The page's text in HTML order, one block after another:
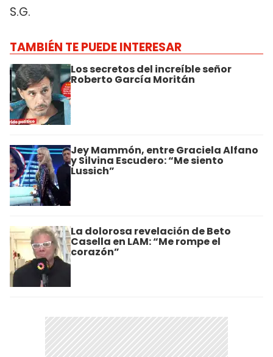
S.G.
TAMBIÉN TE PUEDE INTERESAR
Los secretos del increíble señor
Roberto García Moritán
Jey Mammón, entre Graciela Alfano
y Silvina Escudero: “Me siento
Lussich”
La dolorosa revelación de Beto
Casella en LAM: “Me rompe el
corazón”